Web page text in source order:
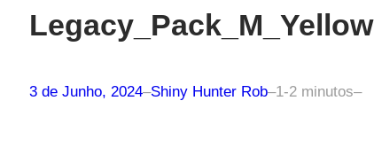
Legacy_Pack_M_Yellow
3 de Junho, 2024–Shiny Hunter Rob–1-2 minutos–